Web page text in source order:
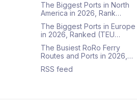
The Biggest Ports in North
America in 2026, Rank…
The Biggest Ports in Europe
in 2026, Ranked (TEU…
The Busiest RoRo Ferry
Routes and Ports in 2026,…
RSS feed